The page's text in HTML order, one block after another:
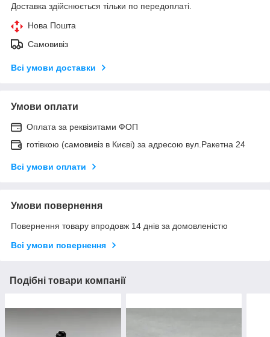
Доставка здійснюється тільки по передоплаті.
Нова Пошта
Самовивіз
Всі умови доставки
Умови оплати
Оплата за реквізитами ФОП
готівкою (самовивіз в Києві) за адресою вул.Ракетна 24
Всі умови оплати
Умови повернення
Повернення товару впродовж 14 днів за домовленістю
Всі умови повернення
Подібні товари компанії